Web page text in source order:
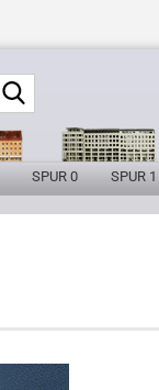
SPUR 0 SPUR 1